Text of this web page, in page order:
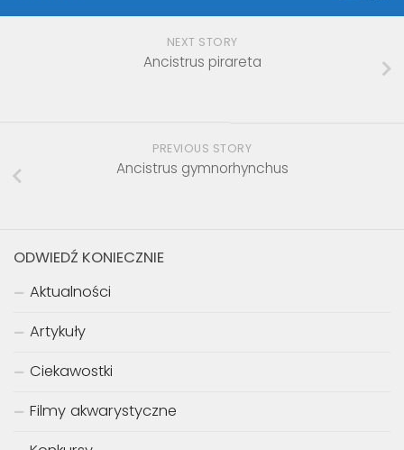
NEXT STORY
Ancistrus pirareta
PREVIOUS STORY
Ancistrus gymnorhynchus
ODWIEDŹ KONIECZNIE
Aktualności
Artykuły
Ciekawostki
Filmy akwarystyczne